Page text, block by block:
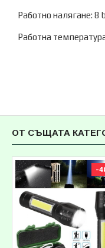
Работно налягане: 8
Работна
ОТ СЪЩАТА
-